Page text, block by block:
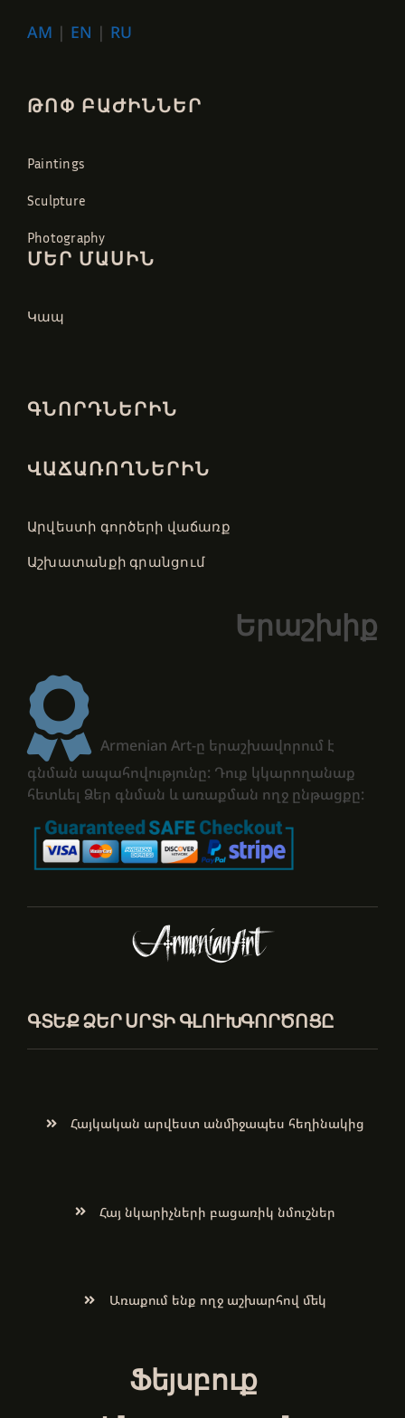
AM | EN | RU
ԹՈՓ ԲԱԺԻՆՆԵՐ
Paintings
Sculpture
Photography
ՄԵՐ ՄԱՍԻՆ
Կապ
ԳՆՈՐԴՆԵՐԻՆ
ՎԱՃԱՌՈՂՆԵՐԻՆ
Արվեստի գործերի վաճառք
Աշխատանքի գրանցում
Երաշխիք
Armenian Art-ը երաշխավորում է
գնման ապահովությունը: Դուք կկարողանաք
հետևել Ձեր գնման և առաքման ողջ ընթացքը:
ԳՏԵՔ ՁԵՐ ՍՐՏԻ ԳԼՈՒԽԳՈՐԾՈՑԸ
Հայկական արվեստ անմիջապես հեղինակից
Հայ նկարիչների բացառիկ նմուշներ
Առաքում ենք ողջ աշխարհով մեկ
Ֆեյսբուք